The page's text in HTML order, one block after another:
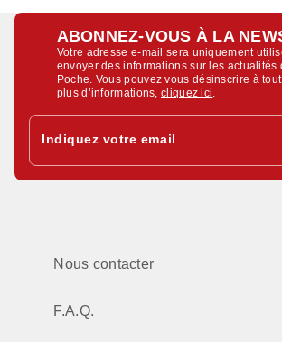
ABONNEZ-VOUS À LA
Votre adresse e-mail sera uniquement
envoyer des informations sur les actualités
Poche. Vous pouvez vous désinscrire à
plus d’informations,cliquez ici
Indiquez votre email
Nous contacter
F.A.Q.